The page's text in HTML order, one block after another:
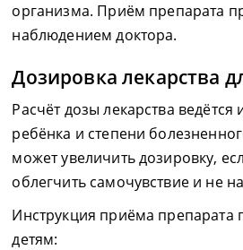
организма. Приём препарата
наблюдением доктора.
Дозировка лекарства
Расчёт дозы лекарства ведётся
ребёнка и степени
может увеличить дозировку,
облегчить самочувствие и не
Инструкция приёма препарата
детям: